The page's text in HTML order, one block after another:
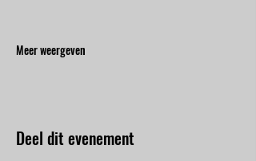
Meer weergeven
Deel dit evenement